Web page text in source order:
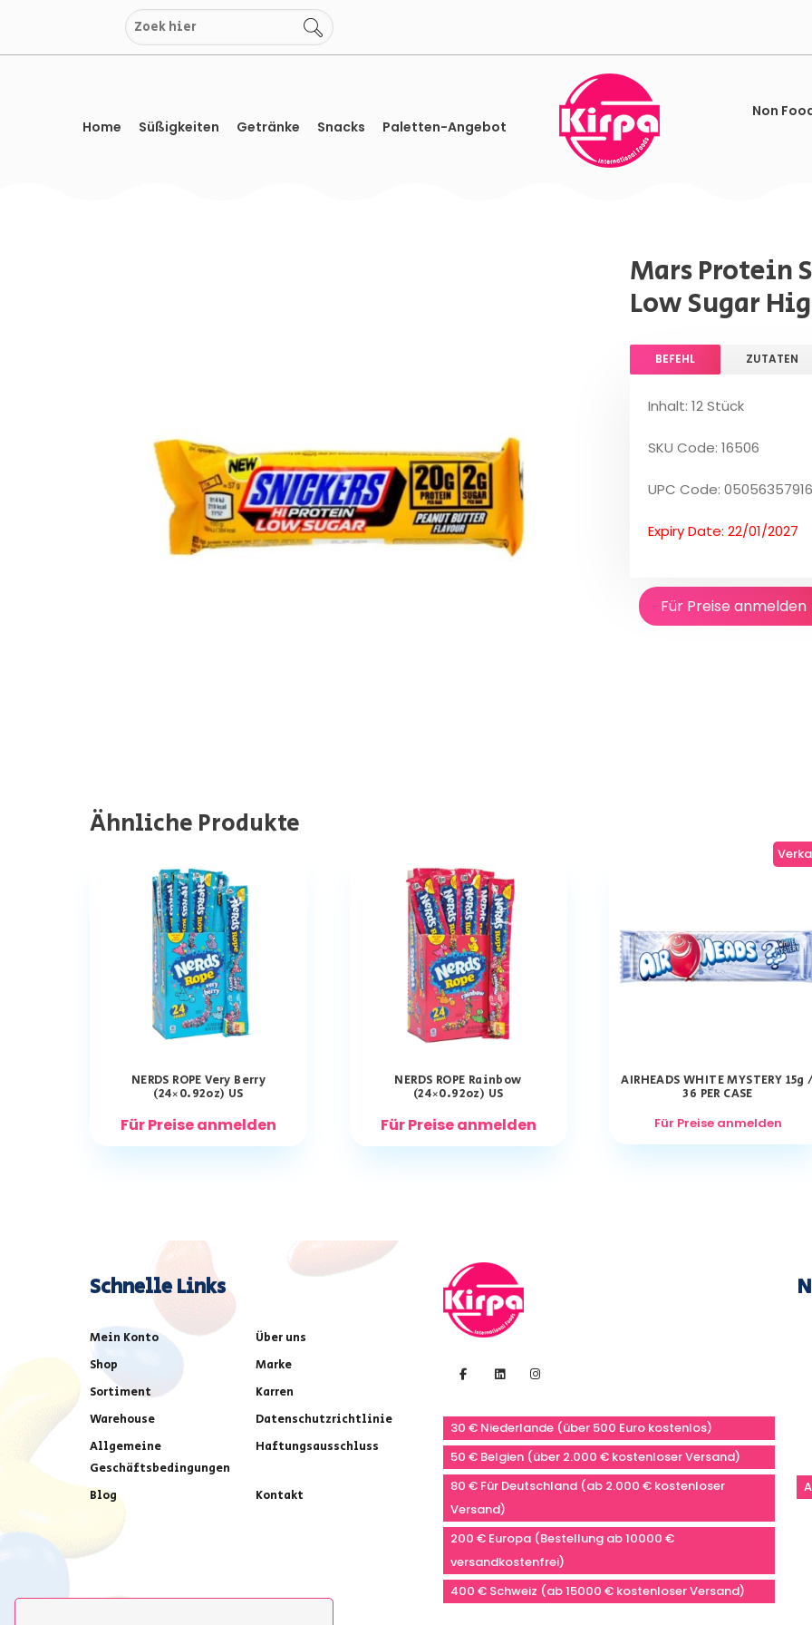
springen
Home Süßigkeiten Getränke Snacks Paletten-Angebot
Non
Mars Protein
Low Sugar
BEFEHL ZUTATEN
Inhalt: 12 Stück
SKU Code: 16506
UPC Code:
Expiry Date: 22/01/2027
Für Preise anmelden
Ähnliche Produkte
NERDS ROPE Very Berry
(24×0.92oz) US
Für Preise anmelden
NERDS ROPE Rainbow
(24×0.92oz) US
Für Preise anmelden
AIRHEADS WHITE MYSTERY 15g
36 PER CASE
Für Preise anmelden
Schnelle Links
Mein Konto
Über uns
Shop
Marke
Sortiment
Karren
Warehouse
Datenschutzrichtlinie
Allgemeine
Geschäftsbedingungen
Haftungsausschluss
Blog Kontakt
30 € Niederlande (über 500 Euro kostenlos)
50 € Belgien (über 2.000 € kostenloser Versand)
80 € Für Deutschland (ab 2.000 € kostenloser
Versand)
200 € Europa (Bestellung ab 10000 €
versandkostenfrei)
400 € Schweiz (ab 15000 € kostenloser Versand)